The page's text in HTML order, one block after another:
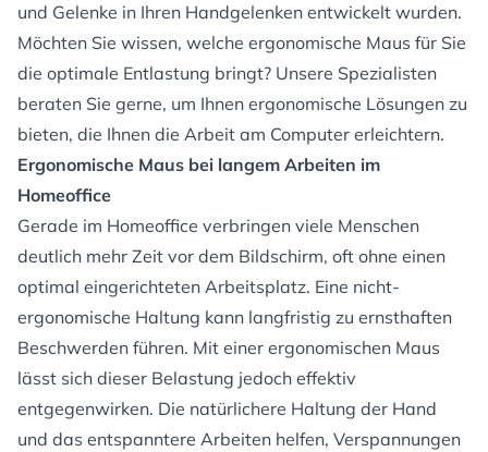
und Gelenke in Ihren Handgelenken entwickelt wurden.
Möchten Sie wissen, welche ergonomische Maus für Sie
die optimale Entlastung bringt? Unsere Spezialisten
beraten Sie gerne, um Ihnen ergonomische Lösungen zu
bieten, die Ihnen die Arbeit am Computer erleichtern.
Ergonomische Maus bei langem Arbeiten im
Homeoffice
Gerade im Homeoffice verbringen viele Menschen
deutlich mehr Zeit vor dem Bildschirm, oft ohne einen
optimal eingerichteten Arbeitsplatz. Eine nicht-
ergonomische Haltung kann langfristig zu ernsthaften
Beschwerden führen. Mit einer ergonomischen Maus
lässt sich dieser Belastung jedoch effektiv
entgegenwirken. Die natürlichere Haltung der Hand
und das entspanntere Arbeiten helfen, Verspannungen